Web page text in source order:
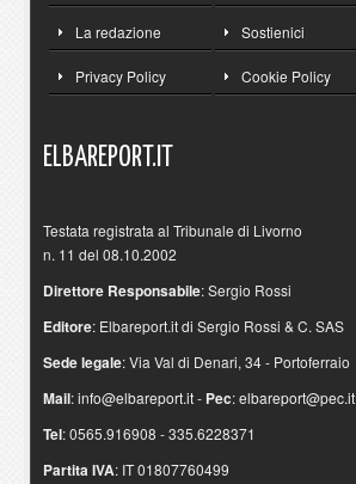
La redazione Sostienici
Privacy Policy Cookie Policy
ELBAREPORT.IT
Testata registrata al Tribunale di Livorno
n. 11 del 08.10.2002
Direttore Responsabile: Sergio Rossi
Editore: Elbareport.it di Sergio Rossi & C. SAS
Sede legale: Via Val di Denari, 34 - Portoferraio
Mail:info@elbareport.it- Pec:elbareport@pec.it
Tel: 0565.916908 - 335.6228371
Partita IVA: IT 01807760499